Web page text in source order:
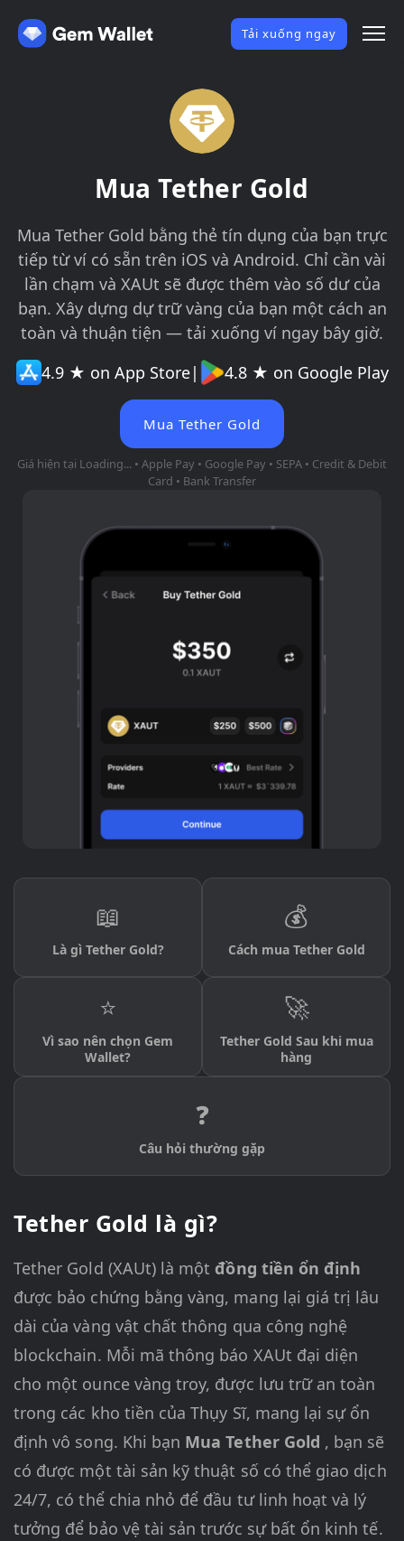
Tải xuống ngay
Mua Tether Gold
Mua Tether Gold bằng thẻ tín dụng của bạn trực
tiếp từ ví có sẵn trên iOS và Android. Chỉ cần vài
lần chạm và XAUt sẽ được thêm vào số dư của
bạn. Xây dựng dự trữ vàng của bạn một cách an
toàn và thuận tiện — tải xuống ví ngay bây giờ.
4.9 ★ on App Store| 4.8 ★ on Google Play
Mua Tether Gold
Giá hiện tại Loading... • Apple Pay • Google Pay • SEPA • Credit & Debit
Card • Bank Transfer
📖
Là gì Tether Gold?
💰
Cách mua Tether Gold
⭐
Vì sao nên chọn Gem
Wallet?
🚀
Tether Gold Sau khi mua
hàng
❓
Câu hỏi thường gặp
Tether Gold là gì?
Tether Gold (XAUt) là một đồng tiền ổn định
được bảo chứng bằng vàng, mang lại giá trị lâu
dài của vàng vật chất thông qua công nghệ
blockchain. Mỗi mã thông báo XAUt đại diện
cho một ounce vàng troy, được lưu trữ an toàn
trong các kho tiền của Thụy Sĩ, mang lại sự ổn
định vô song. Khi bạn Mua Tether Gold , bạn sẽ
có được một tài sản kỹ thuật số có thể giao dịch
24/7, có thể chia nhỏ để đầu tư linh hoạt và lý
tưởng để bảo vệ tài sản trước sự bất ổn kinh tế.